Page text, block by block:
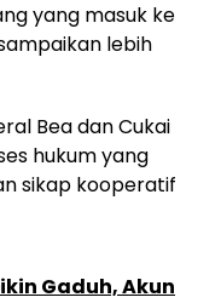
yang masuk ke
lebih
Bea dan Cukai
hukum yang
sikap kooperatif
Gaduh, Akun